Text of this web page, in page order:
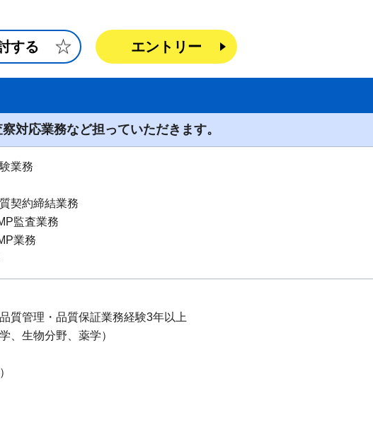
する エントリー
対応業務など担っていただきます。
業務
契約締結業務
監査業務
業務
質管理・品質保証業務経験3年以上
、生物分野、薬学）